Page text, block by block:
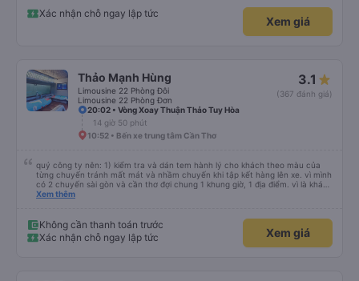
Xác nhận chỗ ngay lập tức
Xem giá
Thảo Mạnh Hùng
Limousine 22 Phòng Đôi
Limousine 22 Phòng Đơn
3.1
(367 đánh giá)
20:02 • Vòng Xoay Thuận Thảo Tuy Hòa
14 giờ 50 phút
10:52 • Bến xe trung tâm Cần Thơ
quý công ty nên: 1) kiểm tra và dán tem hành lý cho khách theo màu của
từng chuyến tránh mất mát và nhầm chuyến khi tập kết hàng lên xe. vì mình
có 2 chuyến sài gòn và cần thơ đợi chung 1 khung giờ, 1 địa điểm. vì là khách
thân thiết của quý công ty nên rất hài lòng và tin tưởng. tuy nhiên rất mong
thì chắc chắn quy công ty là nhà xe được yêu thích và lựa chọn số 1 quy
nhơn. rất cảm ơn quý anh chị em cty cũng như chị Thảo đã lắng nghe và
tiếp nhận. " khách hàng thân thiết nhiều năm của nhà xe từ thời sinh viên"
Xem thêm
Không cần thanh toán trước
Xác nhận chỗ ngay lập tức
Xem giá